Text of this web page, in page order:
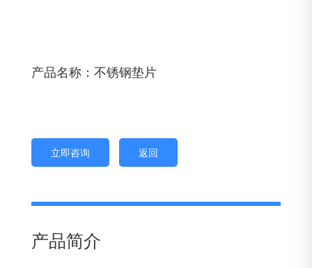
产品名称：不锈钢垫片
立即咨询 返回
产品简介